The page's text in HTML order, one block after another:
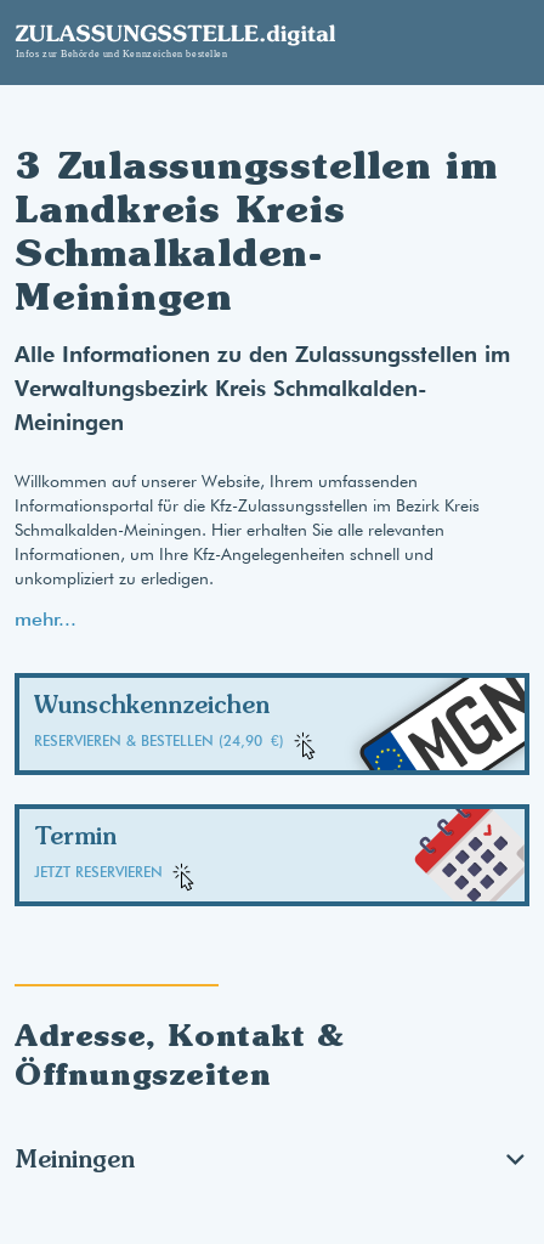
3 Zulassungsstellen im
Landkreis Kreis
Schmalkalden-
Meiningen
Alle Informationen zu den Zulassungsstellen im
Verwaltungsbezirk Kreis Schmalkalden-
Meiningen
Willkommen auf unserer Website, Ihrem umfassenden
Informationsportal für die Kfz-Zulassungsstellen im Bezirk Kreis
Schmalkalden-Meiningen. Hier erhalten Sie alle relevanten
Informationen, um Ihre Kfz-Angelegenheiten schnell und
unkompliziert zu erledigen.
mehr...
Wunschkennzeichen
RESERVIEREN & BESTELLEN (24,90 €)
Termin
JETZT RESERVIEREN
Adresse, Kontakt &
Öffnungszeiten
Meiningen